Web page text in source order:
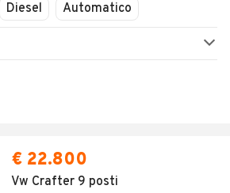
Diesel Automatico
€ 22.800
Vw Crafter 9 posti